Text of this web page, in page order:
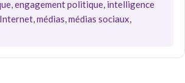
,engagement politique, intelligence
Internet,médias,médias sociaux,